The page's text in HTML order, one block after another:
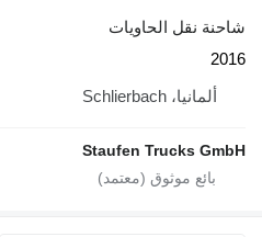
الحاويات
Staufen